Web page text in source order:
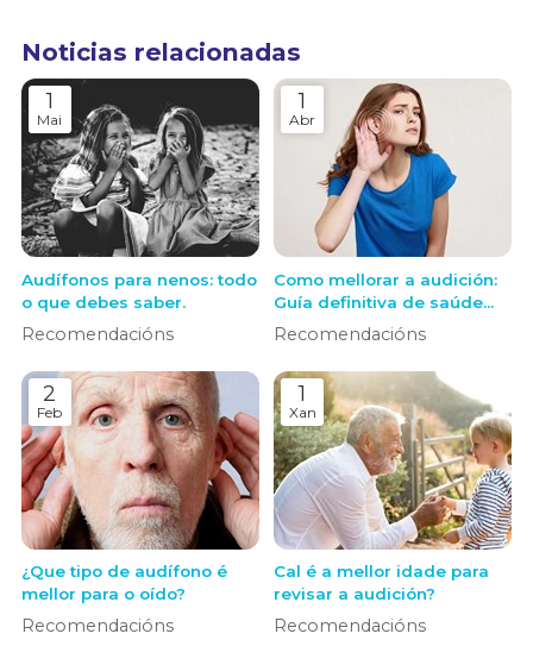
Noticias relacionadas
1
Mai
Audífonos para nenos: todo
o que debes saber.
Recomendacións
1
Abr
Como mellorar a audición:
Guía definitiva de saúde
auditiva e solucións
Recomendacións
2
Feb
¿Que tipo de audífono é
mellor para o oído?
Recomendacións
1
Xan
Cal é a mellor idade para
revisar a audición?
Recomendacións